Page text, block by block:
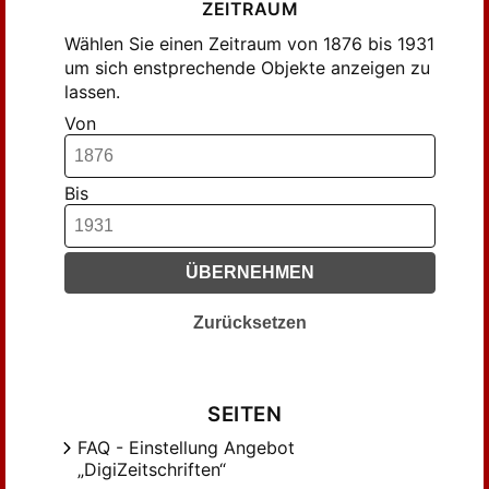
Gümbel, Alb. (42)
Gümbel, Albert (639)
Habicht, V. C. (94)
Haendcke, Berthold (168)
Haseloff, Arthur (78)
Hedicke, Robert (40)
Hell, Hans (85)
Justi, Ludwig (149)
ZEITRAUM
Wählen Sie einen Zeitraum von 1876 bis 1931
um sich enstprechende Objekte anzeigen zu
lassen.
Von
Bis
ÜBERNEHMEN
Zurücksetzen
SEITEN
FAQ - Einstellung Angebot
„DigiZeitschriften“